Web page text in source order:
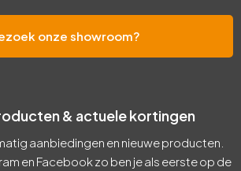
onze showroom?
& actuele kortingen
aanbiedingen en nieuwe producten.
en Facebook zo ben je als eerste op de